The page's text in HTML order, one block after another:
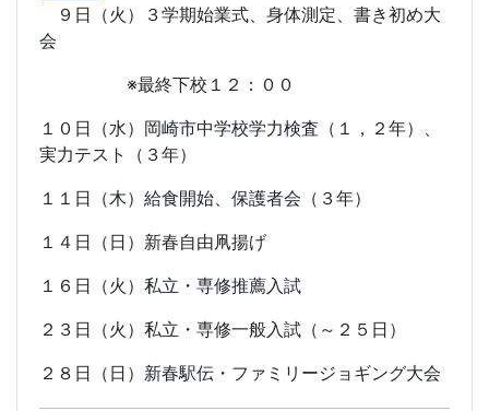
９日（火）３学期始業式、身体測定、書き初め大
会
※最終下校１２：００
１０日（水）岡崎市中学校学力検査（１，２年）、
実力テスト（３年）
１１日（木）給食開始、保護者会（３年）
１４日（日）新春自由凧揚げ
１６日（火）私立・専修推薦入試
２３日（火）私立・専修一般入試（～２５日）
２８日（日）新春駅伝・ファミリージョギング大会